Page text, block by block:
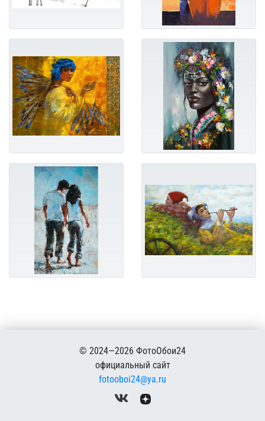
© 2024—2026 ФотоОбои24
официальный сайт
fotooboi24@ya.ru